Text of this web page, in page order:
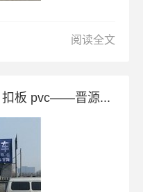
阅读全文
扣板 pvc——晋源...